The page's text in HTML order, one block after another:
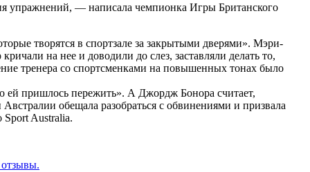
упражнений, — написала чемпионка Игры Британского
творятся в спортзале за закрытыми дверями». Мэри-
на нее и доводили до слез, заставляли делать то,
тренера со спортсменками на повышенных тонах было
ей пришлось пережить». А Джордж Бонора считает,
обещала разобраться с обвинениями и призвала
Sport Australia.